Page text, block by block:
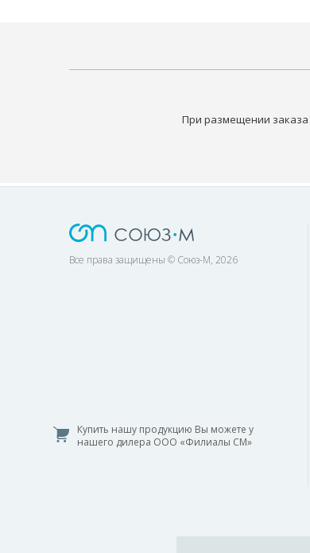
При размещении заказа
Все права защищены © Союз-М, 2026
Купить нашу продукцию Вы можете у
нашего дилера ООО «Филиалы СМ»